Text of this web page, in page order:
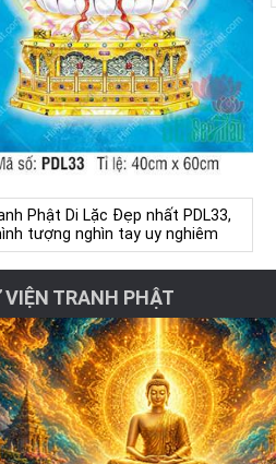
Phật Di Lặc Đẹp nhất PDL33,
tượng nghìn tay uy nghiêm
TRANH PHẬT